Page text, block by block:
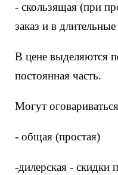
- скользящая (при
заказ и в
В цене выделяются
постоянная часть.
Могут
- общая (простая)
-дилерская - скидки